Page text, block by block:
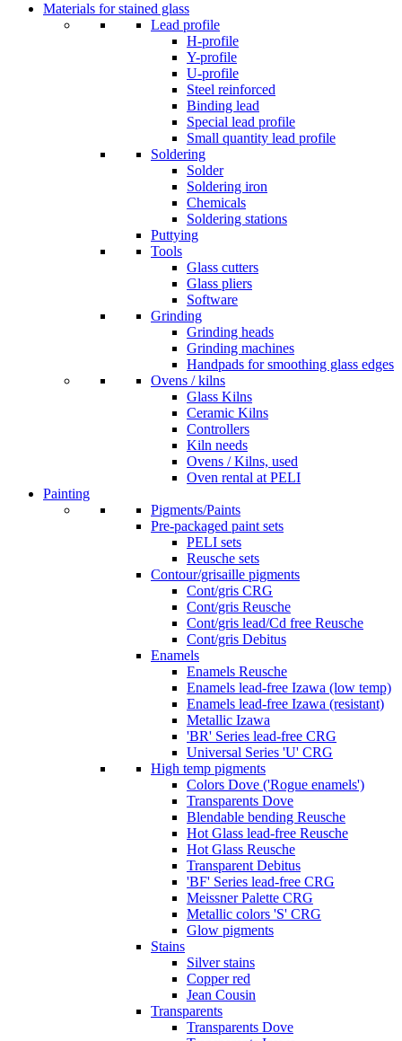
Materials for stained glass
Lead profile
H-profile
Y-profile
U-profile
Steel reinforced
Binding lead
Special lead profile
Small quantity lead profile
Soldering
Solder
Soldering iron
Chemicals
Soldering stations
Puttying
Tools
Glass cutters
Glass pliers
Software
Grinding
Grinding heads
Grinding machines
Handpads for smoothing glass edges
Ovens / kilns
Glass Kilns
Ceramic Kilns
Controllers
Kiln needs
Ovens / Kilns, used
Oven rental at PELI
Painting
Pigments/Paints
Pre-packaged paint sets
PELI sets
Reusche sets
Contour/grisaille pigments
Cont/gris CRG
Cont/gris Reusche
Cont/gris lead/Cd free Reusche
Cont/gris Debitus
Enamels
Enamels Reusche
Enamels lead-free Izawa (low temp)
Enamels lead-free Izawa (resistant)
Metallic Izawa
'BR' Series lead-free CRG
Universal Series 'U' CRG
High temp pigments
Colors Dove ('Rogue enamels')
Transparents Dove
Blendable bending Reusche
Hot Glass lead-free Reusche
Hot Glass Reusche
Transparent Debitus
'BF' Series lead-free CRG
Meissner Palette CRG
Metallic colors 'S' CRG
Glow pigments
Stains
Silver stains
Copper red
Jean Cousin
Transparents
Transparents Dove